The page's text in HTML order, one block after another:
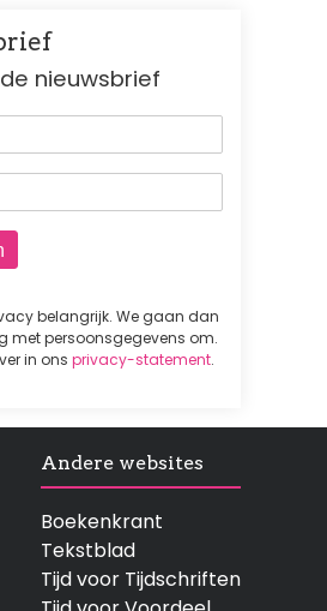
nieuwsbrief
belangrijk. We gaan dan
met persoonsgegevens om.
in ons privacy-statement.
Andere websites
Boekenkrant
Tekstblad
Tijd voor Tijdschriften